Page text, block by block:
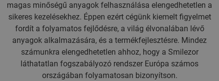
magas minőségű anyagok felhasználása elengedhetetlen a
sikeres kezelésekhez. Éppen ezért cégünk kiemelt figyelmet
fordít a folyamatos fejlődésre, a világ élvonalában lévő
anyagok alkalmazására, és a termékfejlesztésre. Mindez
számunkra elengedhetetlen ahhoz, hogy a Smilezor
láthatatlan fogszabályozó rendszer Európa számos
országában folyamatosan bizonyítson.